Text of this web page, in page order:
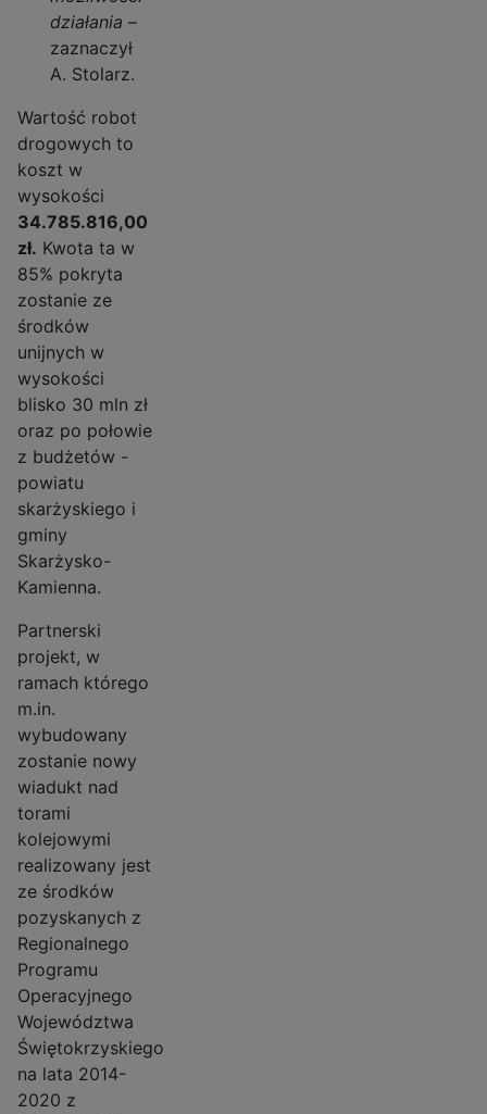
działania –
zaznaczył
A. Stolarz.
Wartość robot
drogowych to
koszt w
wysokości
34.785.816,00
zł. Kwota ta w
85% pokryta
zostanie ze
środków
unijnych w
wysokości
blisko 30 mln zł
oraz po połowie
z budżetów -
powiatu
skarżyskiego i
gminy
Skarżysko-
Kamienna.
Partnerski
projekt, w
ramach którego
m.in.
wybudowany
zostanie nowy
wiadukt nad
torami
kolejowymi
realizowany jest
ze środków
pozyskanych z
Regionalnego
Programu
Operacyjnego
Województwa
Świętokrzyskiego
na lata 2014-
2020 z